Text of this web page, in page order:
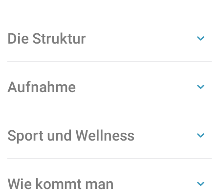
Die Struktur
Aufnahme
Sport und Wellness
Wie kommt man